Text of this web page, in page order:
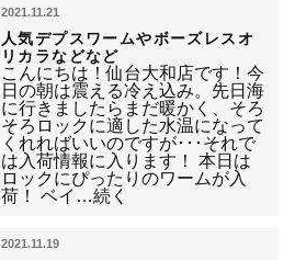
2021.11.21
人気デプスワームやボーズレスオ
リカラなどなど
こんにちは！仙台大和店です！今
日の朝は震える冷え込み。先日海
に行きましたらまだ暖かく、そろ
そろロックに適した水温になって
くれればいいのですが･･･それで
は入荷情報に入ります！ 本日は
ロックにぴったりのワームが入
荷！ ベイ…続く
2021.11.19